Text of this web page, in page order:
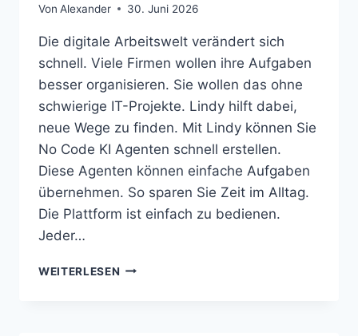
Von Alexander 30. Juni 2026
Die digitale Arbeitswelt verändert sich
schnell. Viele Firmen wollen ihre Aufgaben
besser organisieren. Sie wollen das ohne
schwierige IT-Projekte. Lindy hilft dabei,
neue Wege zu finden. Mit Lindy können Sie
No Code KI Agenten schnell erstellen.
Diese Agenten können einfache Aufgaben
übernehmen. So sparen Sie Zeit im Alltag.
Die Plattform ist einfach zu bedienen.
Jeder…
WEITERLESEN LINDY